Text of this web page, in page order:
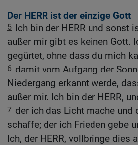
Der HERR ist der einzige Gott
5 Ich bin der HERR und sonst
außer mir gibt es keinen Gott.
gegürtet, ohne dass du mich
6 damit vom Aufgang der
Niedergang erkannt werde,
außer mir. Ich bin der HERR,
7 der ich das Licht mache und
schaffe; der ich Frieden gebe
Ich, der HERR, vollbringe dies